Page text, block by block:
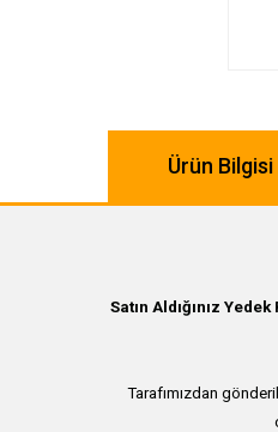
Ürün Bilgisi
Satın Aldığınız
Tarafımızdan